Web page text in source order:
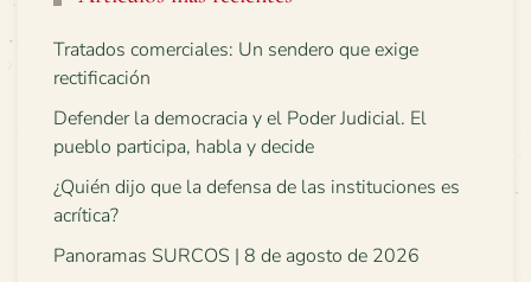
Tratados comerciales: Un sendero que exige
rectificación
Defender la democracia y el Poder Judicial. El
pueblo participa, habla y decide
¿Quién dijo que la defensa de las instituciones es
acrítica?
Panoramas SURCOS | 8 de agosto de 2026